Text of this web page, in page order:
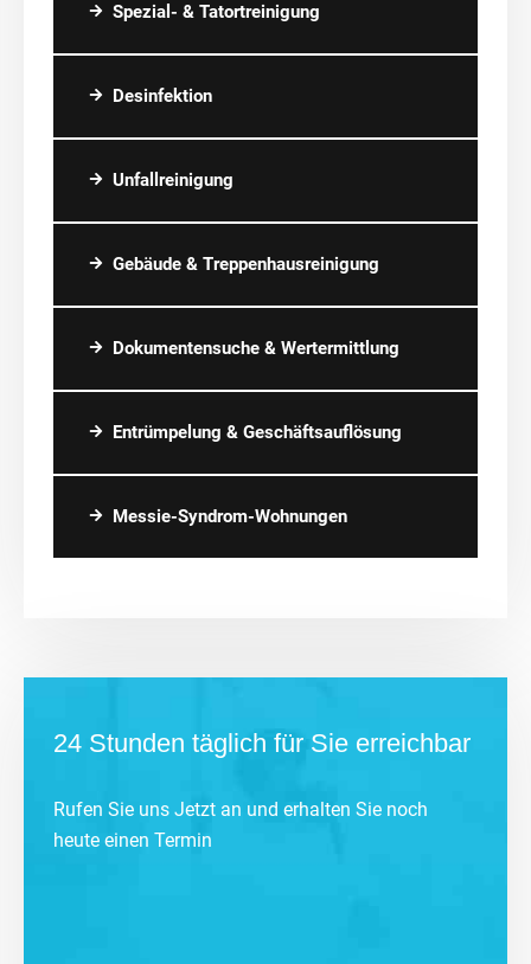
Spezial- & Tatortreinigung
Desinfektion
Unfallreinigung
Gebäude & Treppenhausreinigung
Dokumentensuche & Wertermittlung
Entrümpelung & Geschäftsauflösung
Messie-Syndrom-Wohnungen
24 Stunden täglich für Sie erreichbar
Rufen Sie uns Jetzt an und erhalten Sie noch
heute einen Termin